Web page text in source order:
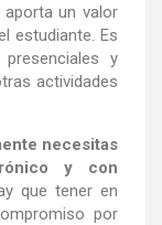
un valor
estudiante. Es
y
actividades
necesitas
y con
que tener en
por